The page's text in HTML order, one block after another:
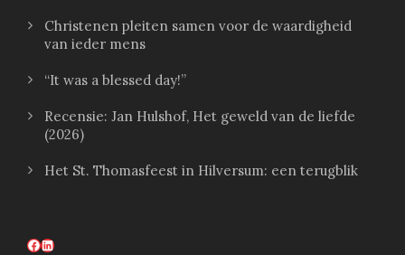
Christenen pleiten samen voor de waardigheid
van ieder mens
“It was a blessed day!”
Recensie: Jan Hulshof, Het geweld van de liefde
(2026)
Het St. Thomasfeest in Hilversum: een terugblik
Facebook LinkedIn